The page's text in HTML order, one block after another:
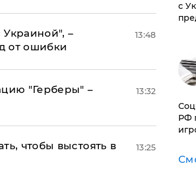
–
от ошибки
13:48
"Герберы" –
13:32
чтобы выстоять в
13:25
с
РФ